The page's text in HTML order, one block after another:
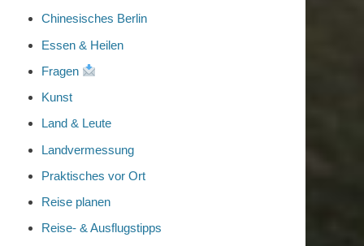
Chinesisches Berlin
Essen & Heilen
Fragen
Kunst
Land & Leute
Landvermessung
Praktisches vor Ort
Reise planen
Reise- & Ausflugstipps